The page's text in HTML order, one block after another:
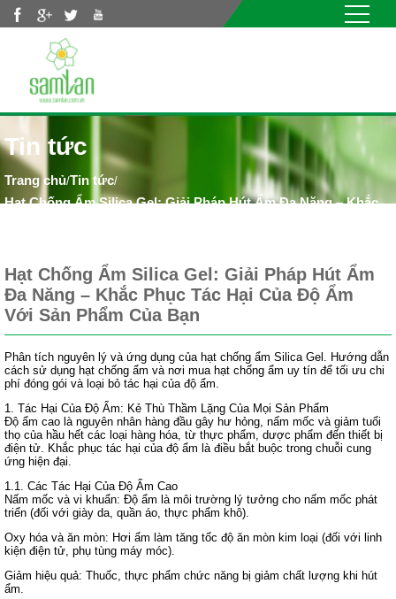
Nhảy đến nội dung
Tin tức
/Tin tức/
Hạt Chống Ẩm Silica Gel: Giải Pháp Hút Ẩm Đa Năng – Khắc
Hạt Chống Ẩm Silica Gel: Giải Pháp Hút Ẩm
Đa Năng – Khắc Phục Tác Hại Của Độ Ẩm
Với Sản Phẩm Của Bạn
Phân tích nguyên lý và ứng dụng của hạt chống ẩm Silica Gel. Hướng dẫn
cách sử dụng hạt chống ẩm và nơi mua hạt chống ẩm uy tín để tối ưu chi
phí đóng gói và loại bỏ tác hại của độ ẩm.
1. Tác Hại Của Độ Ẩm: Kẻ Thù Thầm Lặng Của Mọi Sản Phẩm
Độ ẩm cao là nguyên nhân hàng đầu gây hư hỏng, nấm mốc và giảm tuổi
thọ của hầu hết các loại hàng hóa, từ thực phẩm, dược phẩm đến thiết bị
điện tử. Khắc phục tác hại của độ ẩm là điều bắt buộc trong chuỗi cung
ứng hiện đại.
1.1. Các Tác Hại Của Độ Ẩm Cao
Nấm mốc và vi khuẩn: Độ ẩm là môi trường lý tưởng cho nấm mốc phát
triển (đối với giày da, quần áo, thực phẩm khô).
Oxy hóa và ăn mòn: Hơi ẩm làm tăng tốc độ ăn mòn kim loại (đối với linh
kiện điện tử, phụ tùng máy móc).
Giảm hiệu quả: Thuốc, thực phẩm chức năng bị giảm chất lượng khi hút
ẩm.